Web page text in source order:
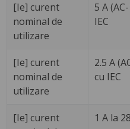
[Ie] curent
nominal de
utilizare
5 A
IEC
[Ie] curent
nominal de
utilizare
2.5 A
cu IEC
[Ie] curent
1 A la